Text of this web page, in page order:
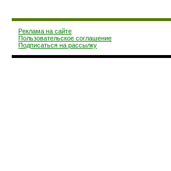
Реклама на сайте
Пользовательское соглашение
Подписаться на рассылку